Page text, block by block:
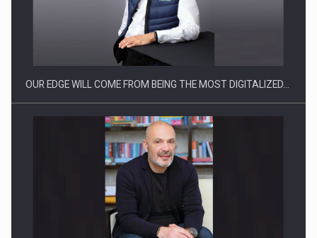
CEO Conference - Shaping The Future - Technology and…
Webinar - Business Evolution-RETHINK STRATEGY-Finantare
Investitii Digitalizare
OUR EDGE WILL COME FROM BEING THE MOST DIGITALIZED…